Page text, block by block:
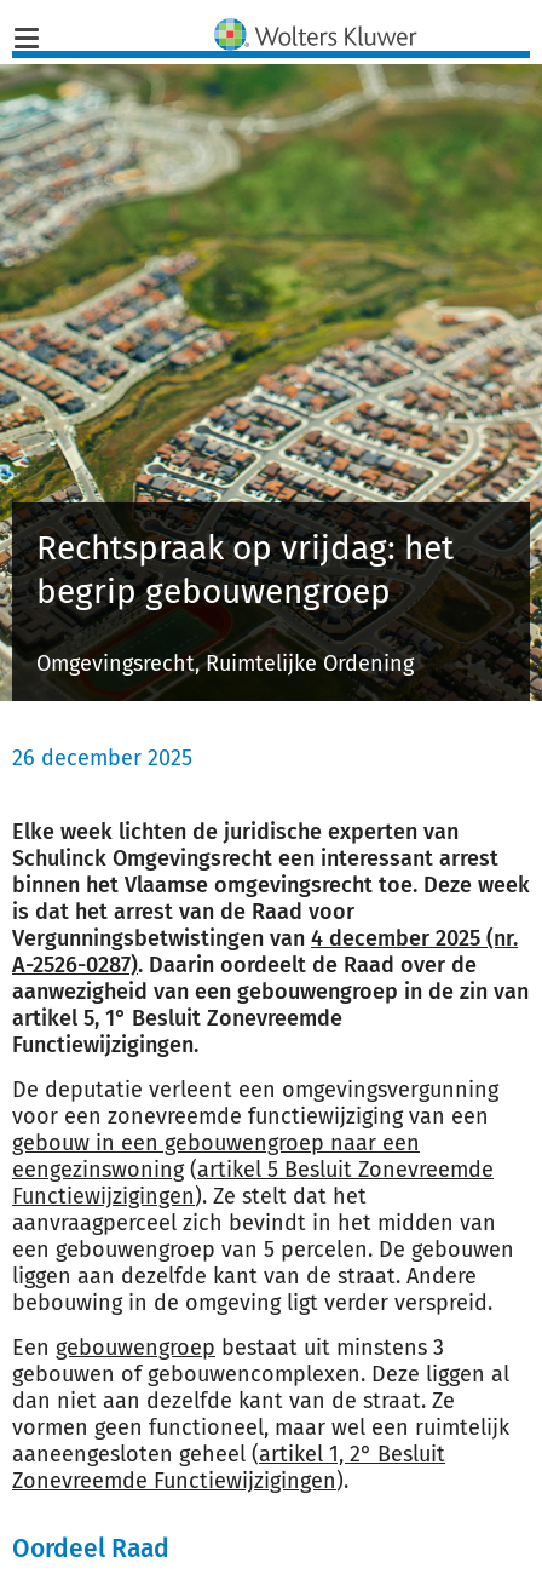
Home
Nieuws
Opinies
Infographics
Producten
Opleidingen
Juridisch Advies
Schulinck Omgevingsrecht Databank
Over ons
Contact
Registreren
Rechtspraak op vrijdag: het
begrip gebouwengroep
Omgevingsrecht, Ruimtelijke Ordening
26 december 2025
Elke week lichten de juridische experten van
Schulinck Omgevingsrecht een interessant arrest
binnen het Vlaamse omgevingsrecht toe. Deze week
is dat het arrest van de Raad voor
Vergunningsbetwistingen van 4 december 2025 (nr.
A-2526-0287). Daarin oordeelt de Raad over de
aanwezigheid van een gebouwengroep in de zin van
artikel 5, 1° Besluit Zonevreemde
Functiewijzigingen.
De deputatie verleent een omgevingsvergunning
voor een zonevreemde functiewijziging van een
gebouw in een gebouwengroep naar een
eengezinswoning(artikel 5 Besluit Zonevreemde
Functiewijzigingen). Ze stelt dat het
aanvraagperceel zich bevindt in het midden van
een gebouwengroep van 5 percelen. De gebouwen
liggen aan dezelfde kant van de straat. Andere
bebouwing in de omgeving ligt verder verspreid.
Een gebouwengroep bestaat uit minstens 3
gebouwen of gebouwencomplexen. Deze liggen al
dan niet aan dezelfde kant van de straat. Ze
vormen geen functioneel, maar wel een ruimtelijk
aaneengesloten geheel (artikel 1, 2° Besluit
Zonevreemde Functiewijzigingen).
Oordeel Raad